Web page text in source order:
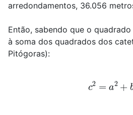
arredondamentos, 36.056
Então, sabendo que o
à soma dos quadrados dos
Pitógoras):
c2 2 + b